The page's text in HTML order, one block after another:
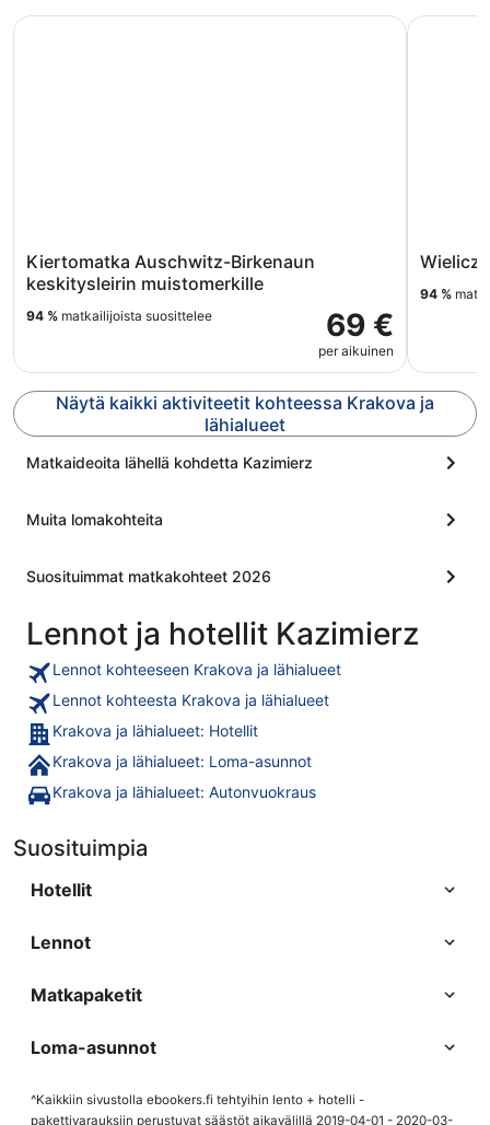
Kiertomatka Auschwitz-Birkenaun
keskitysleirin muistomerkille
69 €
per aikuinen
94 % matkailijoista suosittelee
Kiertomatka Auschwitz-Birkenaun keskitysleirin
94 %
Näytä kaikki aktiviteetit kohteessa Krakova ja
lähialueet
Matkaideoita lähellä kohdetta Kazimierz
Muita lomakohteita
Suosituimmat matkakohteet 2026
Lennot ja hotellit Kazimierz
Lennot kohteeseen Krakova ja lähialueet
Lennot kohteesta Krakova ja lähialueet
Krakova ja lähialueet: Hotellit
Krakova ja lähialueet: Loma-asunnot
Krakova ja lähialueet: Autonvuokraus
Suosituimpia
Hotellit
Lennot
Matkapaketit
Loma-asunnot
^Kaikkiin sivustolla ebookers.fi tehtyihin lento + hotelli -
pakettivarauksiin perustuvat säästöt aikavälillä 2019-04-01 - 2020-03-